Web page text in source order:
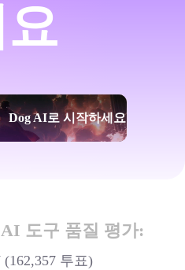
Dog AI로 시작하세요
도구 품질 평가:
(162,357 투표)